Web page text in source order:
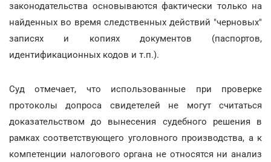
законодательства основываются фактически только на
найденных во время следственных действий "черновых"
записях и копиях документов (паспортов,
идентификационных кодов и т.п.).
Суд отмечает, что использованные при проверке
протоколы допроса свидетелей не могут считаться
доказательством до вынесения судебного решения в
рамках соответствующего уголовного производства, а к
компетенции налогового органа не относятся ни анализ